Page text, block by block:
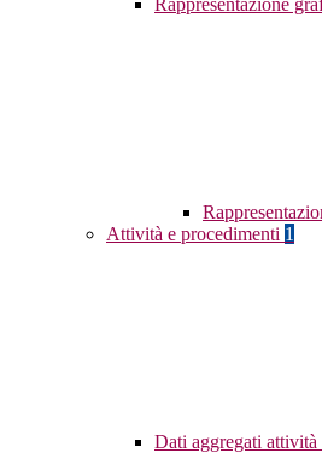
Rappresentazione
Attività e procedimenti 1
Dati aggregati attività